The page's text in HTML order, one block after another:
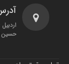
حسین